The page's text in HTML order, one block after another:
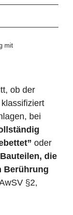
mit
ob der
bei
oder
die
Berührung
§2,